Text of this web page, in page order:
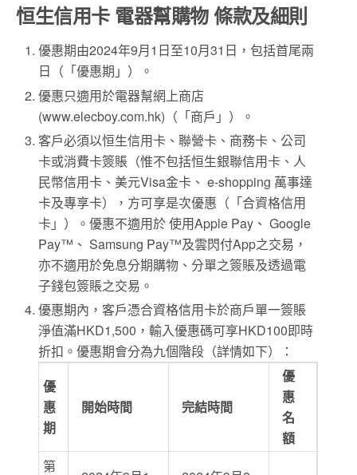
恒生信用卡 電器幫購物 條款及細則
優惠期由2024年9月1日至10月31日，包括首尾兩
日（「優惠期」）。
優惠只適用於電器幫網上商店
(www.elecboy.com.hk)（「商戶」）。
客戶必須以恒生信用卡、聯營卡、商務卡、公司
卡或消費卡簽賬（惟不包括恒生銀聯信用卡、人
民幣信用卡、美元Visa金卡、 e-shopping 萬事達
卡及專享卡），方可享是次優惠（「合資格信用
卡」）。優惠不適用於 使用Apple Pay、 Google
Pay™、 Samsung Pay™及雲閃付App之交易，
亦不適用於免息分期購物、分單之簽賬及透過電
子錢包簽賬之交易。
優惠期內，客戶憑合資格信用卡於商戶單一簽賬
淨值滿HKD1,500，輸入優惠碼可享HKD100即時
折扣。優惠期會分為九個階段（詳情如下）：
優
惠
期
開始時間 完結時間
優
惠
名
額
第